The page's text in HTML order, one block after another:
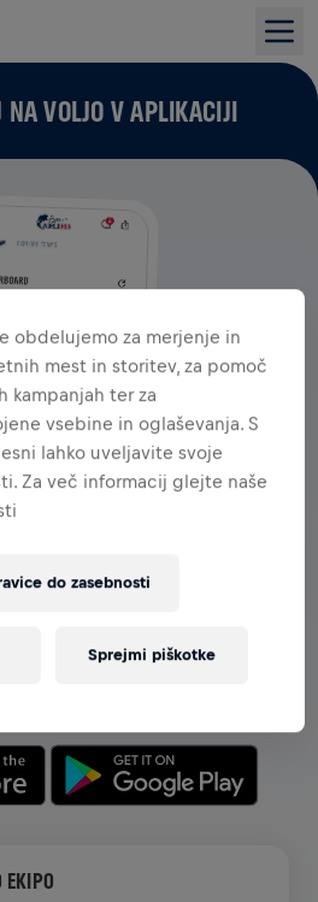
NA VOLJO V APLIKACIJI
v aplikaciji—pogovarjajte se,
EKIPO
obdelujemo za merjenje in
mest in storitev, za pomoč
kampanjah ter za
vsebine in oglaševanja. S
lahko uveljavite svoje
Za več informacij glejte naše
do zasebnosti
Sprejmi piškotke